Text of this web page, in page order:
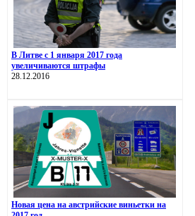
В Литве с 1 января 2017 года
увеличиваются штрафы
28.12.2016
Новая цена на австрийские виньетки на